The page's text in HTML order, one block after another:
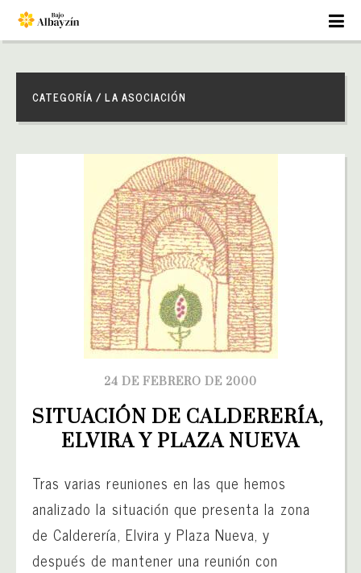
CATEGORÍA / LA ASOCIACIÓN
24 DE FEBRERO DE 2000
SITUACIÓN DE CALDERERÍA,
ELVIRA Y PLAZA NUEVA
Tras varias reuniones en las que hemos
analizado la situación que presenta la zona
de Calderería, Elvira y Plaza Nueva, y
después de mantener una reunión con